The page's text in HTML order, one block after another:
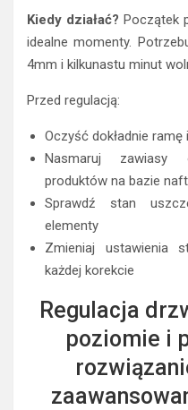
Kiedy działać? Początek
idealne momenty.
4mm i kilkunastu minut
Przed regulacją:
Oczyść dokładnie
Nasmaruj zawiasy
produktów na bazie
Sprawdź stan
elementy
Zmieniaj ustawienia
każdej korekcie
Regulacja
poziomie i